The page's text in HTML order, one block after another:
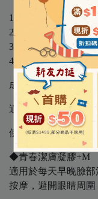
1. 青春潔膚凝膠+M
2. 溫泉舒緩噴液
3. 淨痘無瑕極效精華
4. 極效三重酸煥膚精
成 分 │ 請詳見產
適用對象 │ 油性肌
使用方法 │
◆青春潔膚凝膠+M
適用於每天早晚臉
按摩，避開眼睛周